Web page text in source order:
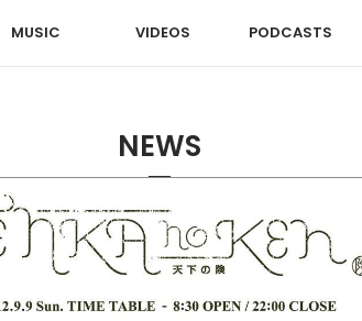
MUSIC VIDEOS PODCASTS
NEWS